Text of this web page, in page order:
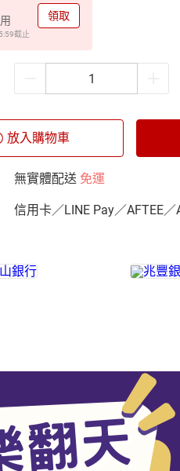
截止
領取
放入購物車
無實體配送 免運
信用卡／LINE Pay／AFTEE／